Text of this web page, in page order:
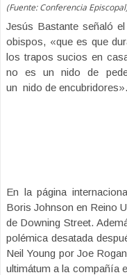
(Fuente: Conferencia
Jesús Bastante señaló
obispos, «que es que
los trapos sucios en
no es un nido de
un nido de encubridores».
En la página
Boris Johnson en Reino
de Downing Street.
polémica desatada
Neil Young por Joe
ultimátum a la compañía